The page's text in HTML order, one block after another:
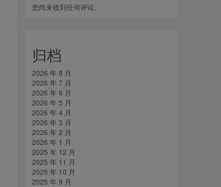
您尚未收到任何评论。
归档
2026 年 8 月
2026 年 7 月
2026 年 6 月
2026 年 5 月
2026 年 4 月
2026 年 3 月
2026 年 2 月
2026 年 1 月
2025 年 12 月
2025 年 11 月
2025 年 10 月
2025 年 9 月